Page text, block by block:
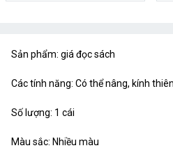
Sản phẩm: giá đọc sách
Các tính năng: Có thể nâng, kính
Số lượng: 1 cái
Màu sắc: Nhiều màu